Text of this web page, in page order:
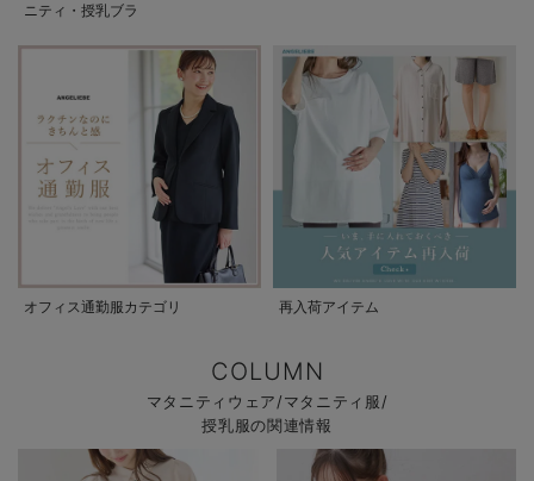
ニティ・授乳ブラ
オフィス通勤服カテゴリ 再入荷アイテム
COLUMN
マタニティウェア/マタニティ服/
授乳服の関連情報